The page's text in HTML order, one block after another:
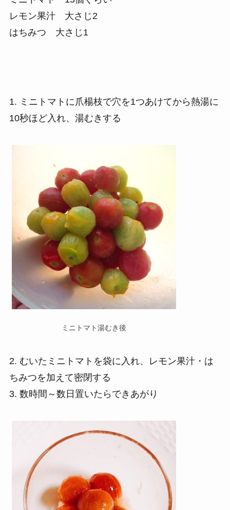
レモン果汁 大さじ2
はちみつ 大さじ1
1. ミニトマトに爪楊枝で穴を1つあけてから熱湯に
10秒ほど入れ、湯むきする
ミニトマト湯むき後
2. むいたミニトマトを袋に入れ、レモン果汁・は
ちみつを加えて密閉する
3. 数時間～数日置いたらできあがり